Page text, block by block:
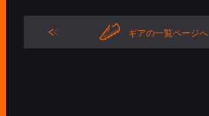
ギアの一覧ページへ